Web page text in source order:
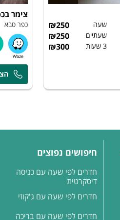
שעה ₪250
שעתיים ₪250
3 שעות ₪300
צימר
כפר סבא
חיפושים נפוצים
חדרים לפי שעה עם כניסה
דיסקרטית
חדרים לפי שעה עם ג'קוזי
חדרים לפי שעה עם בריכה